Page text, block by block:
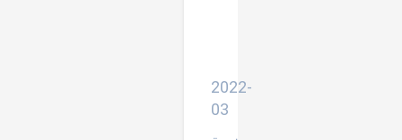
2022-
03